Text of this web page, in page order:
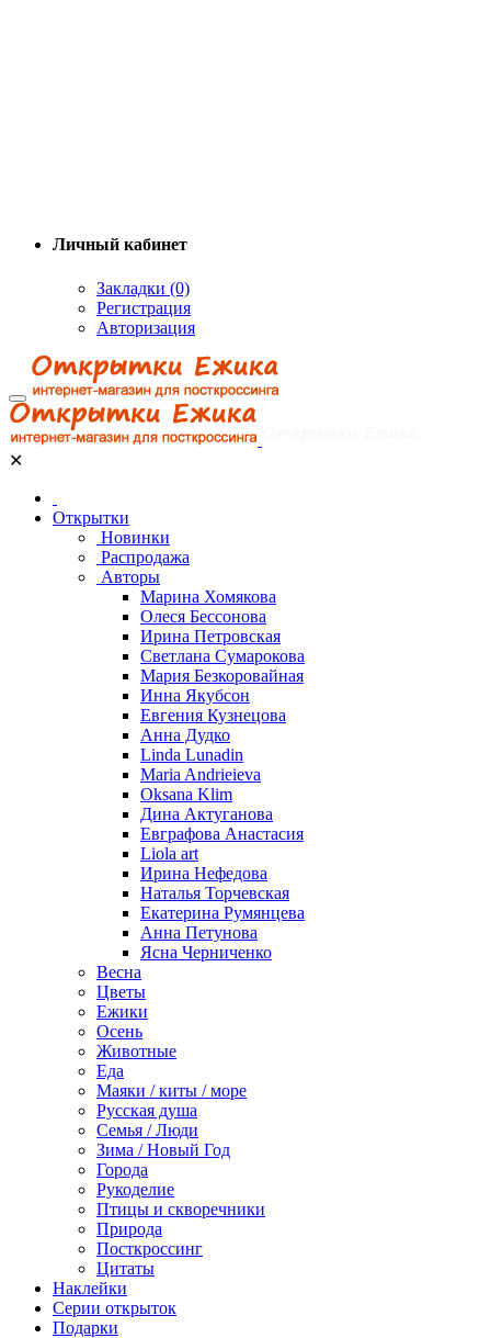
Личный кабинет
Закладки (0)
Регистрация
Авторизация
✕
Открытки
Новинки
Распродажа
Авторы
Марина Хомякова
Олеся Бессонова
Ирина Петровская
Светлана Сумарокова
Мария Безкоровайная
Инна Якубсон
Евгения Кузнецова
Анна Дудко
Linda Lunadin
Maria Andrieieva
Oksana Klim
Дина Актуганова
Евграфова Анастасия
Liola art
Ирина Нефедова
Наталья Торчевская
Екатерина Румянцева
Анна Петунова
Ясна Черниченко
Весна
Цветы
Ежики
Осень
Животные
Еда
Маяки / киты / море
Русская душа
Семья / Люди
Зима / Новый Год
Города
Рукоделие
Птицы и скворечники
Природа
Посткроссинг
Цитаты
Наклейки
Серии открыток
Подарки